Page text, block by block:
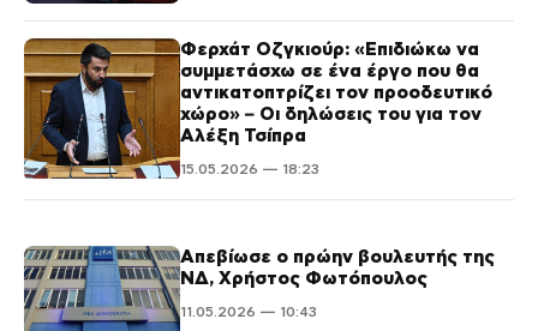
Φερχάτ Οζγκιούρ: «Επιδιώκω να
συμμετάσχω σε ένα έργο που θα
αντικατοπτρίζει τον προοδευτικό
χώρο» – Οι δηλώσεις του για τον
Αλέξη Τσίπρα
15.05.2026 — 18:23
Απεβίωσε ο πρώην βουλευτής της
ΝΔ, Χρήστος Φωτόπουλος
11.05.2026 — 10:43